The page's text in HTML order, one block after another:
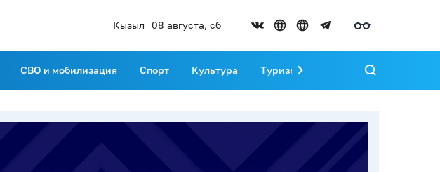
Кызыл 08 августа, сб
СВО и мобилизация Спорт Культура Туризм Развитие Тувы